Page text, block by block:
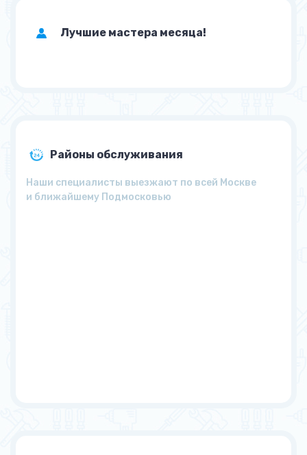
Лучшие мастера месяца!
Районы обслуживания
Наши специалисты выезжают по всей Москве
и ближайшему Подмосковью